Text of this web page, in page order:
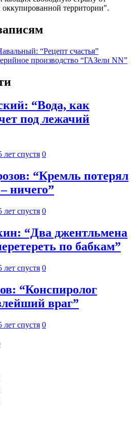
территории".
“Рецепт счастья”
производство “ГАЗели NN”
“Вода, как
под лежачий
лет спустя 0
“Кремль потерял
ничего”
лет спустя 0
“Два джентльмена
по бабкам”
лет спустя 0
“Конспиролог
враг”
лет спустя 0